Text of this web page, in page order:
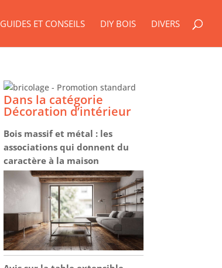
GUIDES ET CONSEILS DIY BOIS DIVERS
Dans la catégorie
Décoration d’intérieur
Bois massif et métal : les
associations qui donnent du
caractère à la maison